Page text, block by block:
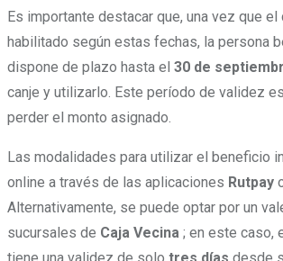
Es importante destacar que, una vez que el
habilitado según estas fechas, la persona
dispone de plazo hasta el 30 de
canje y utilizarlo. Este período de validez
perder el monto asignado.
Las modalidades para utilizar el beneficio
online a través de las aplicaciones Rutpay
Alternativamente, se puede optar por un
sucursales de Caja Vecina ; en este caso,